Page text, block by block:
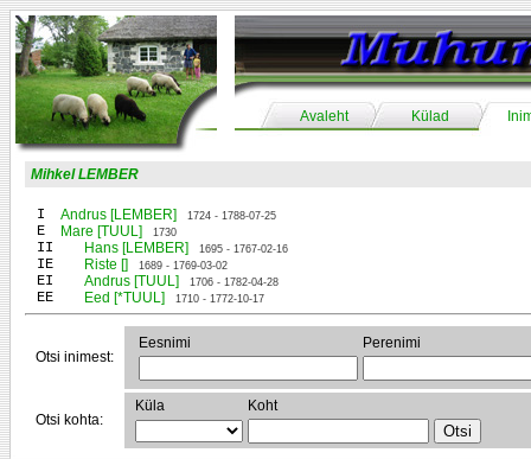
Avaleht Külad
Mihkel LEMBER
I Andrus [LEMBER] 1724 - 1788-07-25
E Mare [TUUL] 1730
II Hans [LEMBER] 1695 - 1767-02-16
IE Riste [] 1689 - 1769-03-02
EI Andrus [TUUL] 1706 - 1782-04-28
EE Eed [*TUUL] 1710 - 1772-10-17
Otsi inimest:
Eesnimi Perenimi
Otsi kohta:
Küla Koht